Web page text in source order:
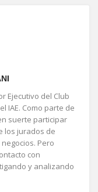
Ejecutivo del Club
IAE. Como parte de
suerte participar
los jurados de
Pero
con
y analizando